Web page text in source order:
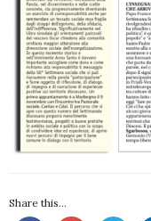
Share this...